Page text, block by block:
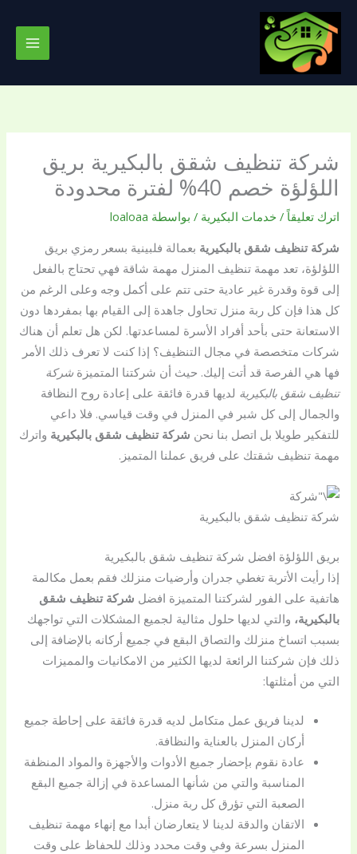
تخطي
المحتوى
شركة تنظيف شقق بالبكيرية بريق
اللؤلؤة خصم 40% لفترة محدودة
اترك تعليقاً / خدمات البكيرية / بواسطة loaloaa
شركة تنظيف شقق بالبكيرية بعمالة فلبينية بسعر رمزي بريق
اللؤلؤة، تعد مهمة تنظيف المنزل مهمة شاقة فهي تحتاج بالفعل
إلى قوة وقدرة غير عادية حتى تتم على أكمل وجه وعلى الرغم من
كل هذا فإن كل ربة منزل تحاول جاهدة إلى القيام بها بمفردها دون
الاستعانة حتى بأحد أفراد الأسرة لمساعدتها. لكن هل تعلم أن هناك
شركات متخصصة في مجال التنظيف؟ إذا كنت لا تعرف ذلك الأمر
فها هي الفرصة قد أتت إليك. حيث أن شركتنا المتميزةشركة
تنظيف شقق بالبكيرية لديها قدرة فائقة على إعادة روح النظافة
والجمال إلى كل شبر في المنزل في وقت قياسي. فلا داعي
للتفكير طويلا بل اتصل بنا نحن شركة تنظيف شقق بالبكيرية واترك
مهمة تنظيف شقتك على فريق عملنا المتميز.
شركة تنظيف شقق بالبكيرية
بريق اللؤلؤة افضل شركة تنظيف شقق بالبكيرية
إذا رأيت الأتربة تغطي جدران وأرضيات منزلك فقم بعمل مكالمة
هاتفية على الفور لشركتنا المتميزة افضل شركة تنظيف شقق
بالبكيرية، والتي لديها حلول مثالية لجميع المشكلات التي تواجهك
بسبب اتساخ منزلك والتصاق البقع في جميع أركانه بالإضافة إلى
ذلك فإن شركتنا الرائعة لديها الكثير من الامكانيات والمميزات
التي من أمثلتها:
لدينا فريق عمل متكامل لديه قدرة فائقة على إحاطة جميع
أركان المنزل بالعناية والنظافة.
عادة نقوم بإحضار جميع الأدوات والأجهزة والمواد المنظفة
المناسبة والتي من شأنها المساعدة في إزالة جميع البقع
الصعبة التي تؤرق كل ربة منزل.
الاتقان والدقة لدينا لا يتعارضان أبدا مع إنهاء مهمة تنظيف
المنزل بسرعة وفي وقت محدد وذلك للحفاظ على وقت